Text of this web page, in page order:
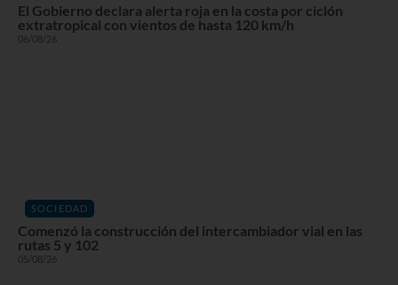
El Gobierno declara alerta roja en la costa por ciclón
extratropical con vientos de hasta 120 km/h
06/08/26
SOCIEDAD
Comenzó la construcción del intercambiador vial en las
rutas 5 y 102
05/08/26